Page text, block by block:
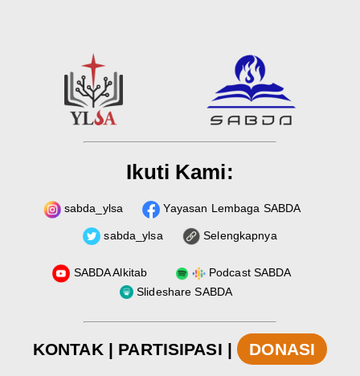
Ikuti Kami:
sabda_ylsa Yayasan Lembaga SABDA
sabda_ylsa Selengkapnya
SABDA Alkitab
Podcast SABDA
Slideshare SABDA
KONTAK | PARTISIPASI | DONASI